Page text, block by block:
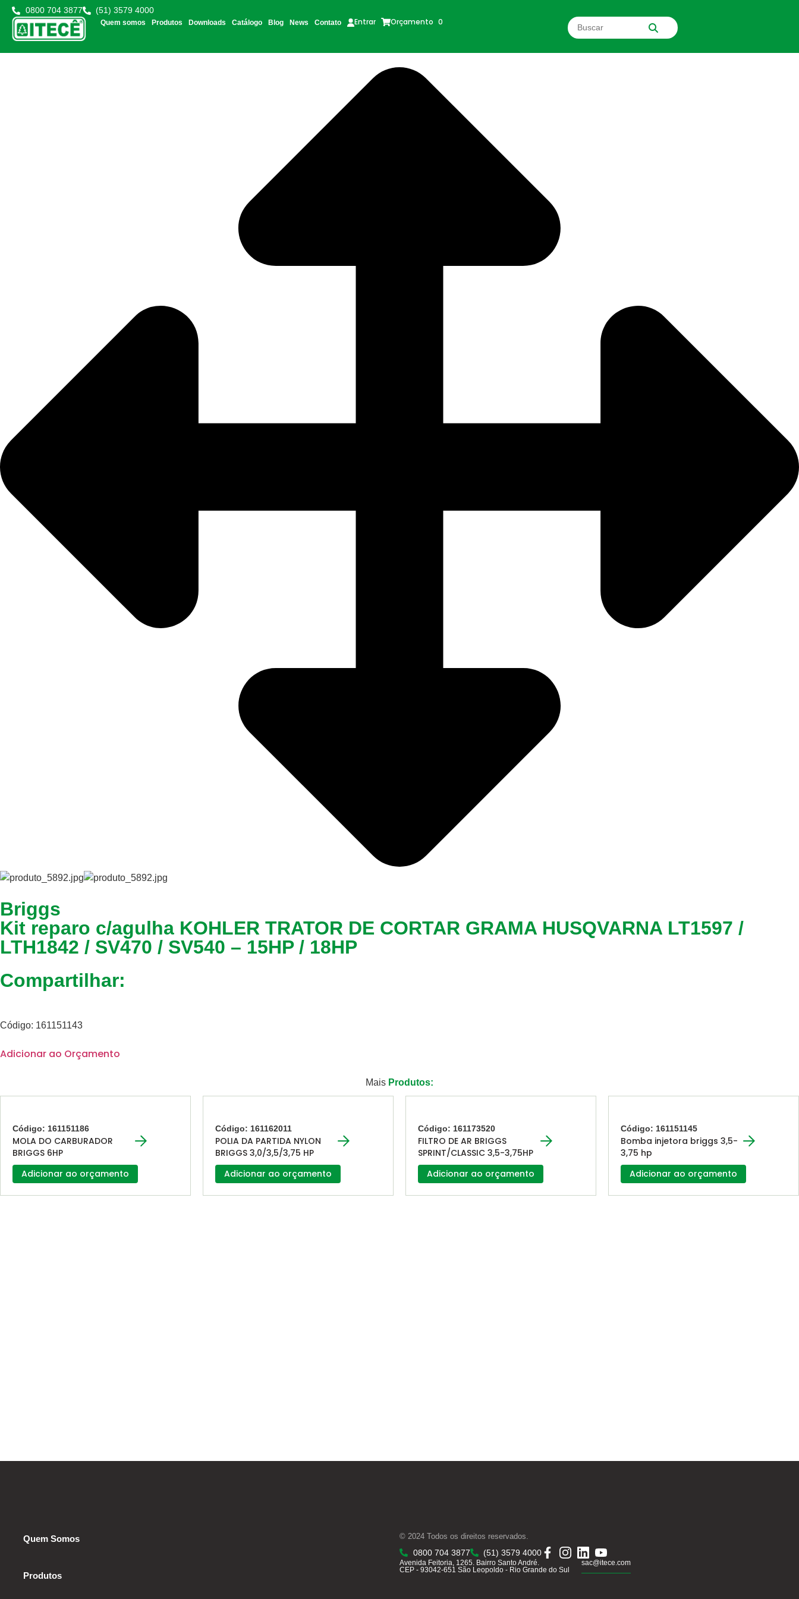
0800 704 3877 (51) 3579 4000
Quem somos Produtos Downloads Catálogo Blog News Contato Entrar Orçamento 0
Briggs
Kit reparo c/agulha KOHLER TRATOR DE CORTAR GRAMA HUSQVARNA LT1597 /
LTH1842 / SV470 / SV540 – 15HP / 18HP
Compartilhar:
Código: 161151143
Adicionar ao Orçamento
Mais Produtos:
Código: 161151186
MOLA DO CARBURADOR
BRIGGS 6HP
Adicionar ao orçamento
Código: 161162011
POLIA DA PARTIDA NYLON
BRIGGS 3,0/3,5/3,75 HP
Adicionar ao orçamento
Código: 161173520
FILTRO DE AR BRIGGS
SPRINT/CLASSIC 3,5-3,75HP
Adicionar ao orçamento
Código: 161151145
Bomba injetora briggs 3,5-
3,75 hp
Adicionar ao orçamento
Quem Somos
Produtos
© 2024 Todos os direitos reservados.
0800 704 3877 (51) 3579 4000
Avenida Feitoria, 1265. Bairro Santo André.
CEP - 93042-651 São Leopoldo - Rio Grande do Sul
sac@itece.com